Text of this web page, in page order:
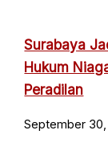
Surabaya
Hukum
Peradilan
September